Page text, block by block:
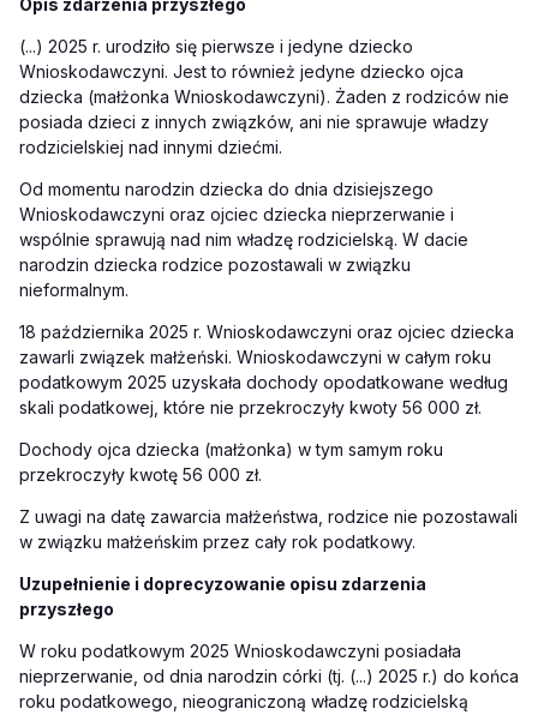
Opis zdarzenia przyszłego
(...) 2025 r. urodziło się pierwsze i jedyne dziecko
Wnioskodawczyni. Jest to również jedyne dziecko ojca
dziecka (małżonka Wnioskodawczyni). Żaden z rodziców nie
posiada dzieci z innych związków, ani nie sprawuje władzy
rodzicielskiej nad innymi dziećmi.
Od momentu narodzin dziecka do dnia dzisiejszego
Wnioskodawczyni oraz ojciec dziecka nieprzerwanie i
wspólnie sprawują nad nim władzę rodzicielską. W dacie
narodzin dziecka rodzice pozostawali w związku
nieformalnym.
18 października 2025 r. Wnioskodawczyni oraz ojciec dziecka
zawarli związek małżeński. Wnioskodawczyni w całym roku
podatkowym 2025 uzyskała dochody opodatkowane według
skali podatkowej, które nie przekroczyły kwoty 56 000 zł.
Dochody ojca dziecka (małżonka) w tym samym roku
przekroczyły kwotę 56 000 zł.
Z uwagi na datę zawarcia małżeństwa, rodzice nie pozostawali
w związku małżeńskim przez cały rok podatkowy.
Uzupełnienie i doprecyzowanie opisu zdarzenia
przyszłego
W roku podatkowym 2025 Wnioskodawczyni posiadała
nieprzerwanie, od dnia narodzin córki (tj. (...) 2025 r.) do końca
roku podatkowego, nieograniczoną władzę rodzicielską